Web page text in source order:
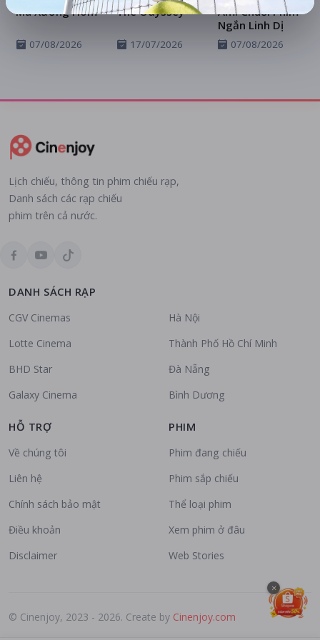
Ma Xưởng Hòm
07/08/2026
The Odyssey
17/07/2026
Ám: Chuỗi Phim
Ngắn Linh Dị
07/08/2026
Lịch chiếu, thông tin phim chiếu rạp,
Danh sách các rạp chiếu
phim trên cả nước.
DANH SÁCH RẠP
CGV Cinemas
Lotte Cinema
BHD Star
Galaxy Cinema
Hà Nội
Thành Phố Hồ Chí Minh
Đà Nẵng
Bình Dương
HỖ TRỢ
Về chúng tôi
Liên hệ
Chính sách bảo mật
Điều khoản
Disclaimer
PHIM
Phim đang chiếu
Phim sắp chiếu
Thể loại phim
Xem phim ở đâu
Web Stories
© Cinenjoy, 2023 - 2026. Create by Cinenjoy.com
×